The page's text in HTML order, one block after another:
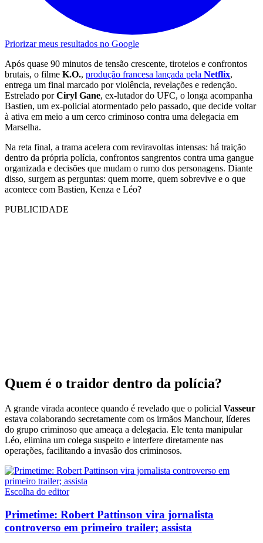
Priorizar meus resultados no Google
Após quase 90 minutos de tensão crescente, tiroteios e confrontos
brutais, o filme K.O., produção francesa lançada pela Netflix,
entrega um final marcado por violência, revelações e redenção.
Estrelado porCiryl Gane, ex-lutador do UFC, o longa acompanha
Bastien, um ex-policial atormentado pelo passado, que decide voltar
à ativa em meio a um cerco criminoso contra uma delegacia em
Marselha.
Na reta final, a trama acelera com reviravoltas intensas: há traição
dentro da própria polícia, confrontos sangrentos contra uma gangue
organizada e decisões que mudam o rumo dos personagens. Diante
disso, surgem as perguntas: quem morre, quem sobrevive e o que
acontece com Bastien, Kenza e Léo?
PUBLICIDADE
Quem é o traidor dentro da polícia?
A grande virada acontece quando é revelado que o policial Vasseur
estava colaborando secretamente com os irmãos Manchour, líderes
do grupo criminoso que ameaça a delegacia. Ele tenta manipular
Léo, elimina um colega suspeito e interfere diretamente nas
operações, facilitando a invasão dos criminosos.
Escolha do editor
Primetime: Robert Pattinson vira jornalista
controverso em primeiro trailer; assista